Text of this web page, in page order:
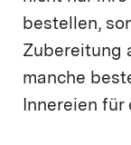
bestellen,
Zubereitung
manche
Innereien für